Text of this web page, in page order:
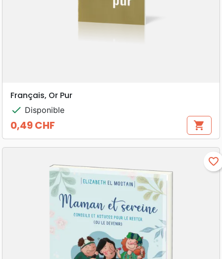
Français, Or Pur
check Disponible
Prix
0,49 CHF shopping_cart
favorite_border